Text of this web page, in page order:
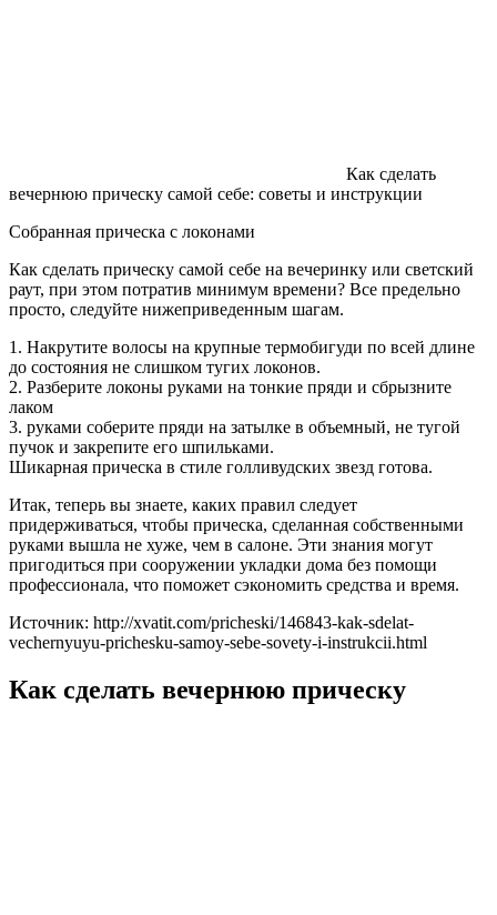
Как сделать
вечернюю прическу самой себе: советы и инструкции
Собранная прическа с локонами
Как сделать прическу самой себе на вечеринку или светский
раут, при этом потратив минимум времени? Все предельно
просто, следуйте нижеприведенным шагам.
1. Накрутите волосы на крупные термобигуди по всей длине
до состояния не слишком тугих локонов.
2. Разберите локоны руками на тонкие пряди и сбрызните
лаком
3. руками соберите пряди на затылке в объемный, не тугой
пучок и закрепите его шпильками.
Шикарная прическа в стиле голливудских звезд готова.
Итак, теперь вы знаете, каких правил следует
придерживаться, чтобы прическа, сделанная собственными
руками вышла не хуже, чем в салоне. Эти знания могут
пригодиться при сооружении укладки дома без помощи
профессионала, что поможет сэкономить средства и время.
Источник: http://xvatit.com/pricheski/146843-kak-sdelat-
vechernyuyu-prichesku-samoy-sebe-sovety-i-instrukcii.html
Как сделать вечернюю прическу